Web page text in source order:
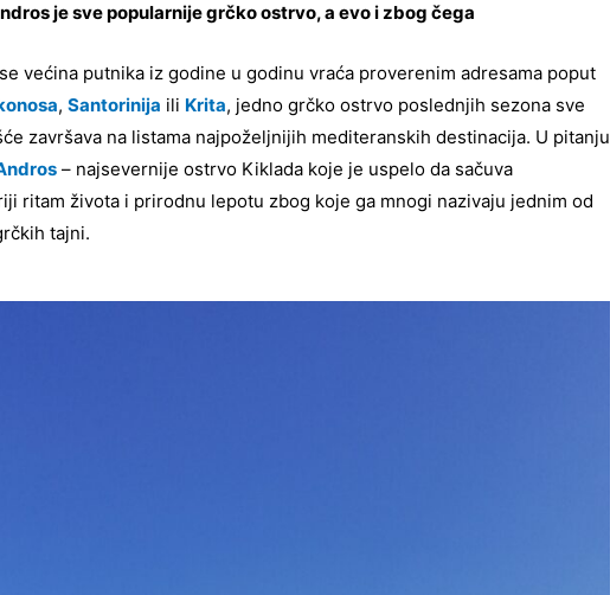
je sve popularnije grčko ostrvo, a evo i zbog čega
većina putnika iz godine u godinu vraća proverenim adresama poput
, Santorinija ili Krita, jedno grčko ostrvo poslednjih sezona sve
završava na listama najpoželjnijih mediteranskih destinacija. U pitanju
– najsevernije ostrvo Kiklada koje je uspelo da sačuva
ritam života i prirodnu lepotu zbog koje ga mnogi nazivaju jednim od
tajni.